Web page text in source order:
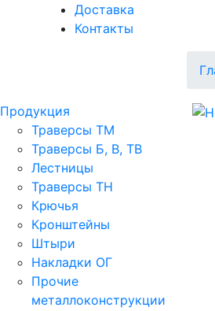
Доставка
Контакты
Продукция
Траверсы ТМ
Траверсы Б, В, ТВ
Лестницы
Траверсы ТН
Крючья
Кронштейны
Штыри
Накладки ОГ
Прочие
металлоконструкции